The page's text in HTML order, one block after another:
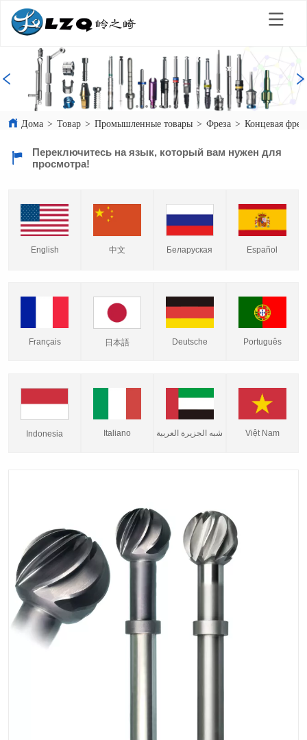
Дома > Товар > Промышленные товары > Фреза > Концевая
Переключитесь на язык, который вам нужен для
просмотра!
English 中文 Беларуская Español
Français 日本語 Deutsche Português
Indonesia Italiano شبه الجزيرة العربية Việt Nam